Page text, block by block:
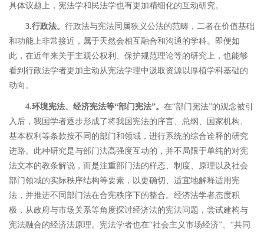
具体议题上，宪法学和民法学也有更加精细化的互动研究。
3.行政法。行政法与宪法同属狭义公法的范畴，二者在价值基础
和功能上非常接近，属于天然会相互融合和沟通的学科。即便如
此，在近年来关于主观公权利、保护规范理论等的研究上，也能够
看到行政法学者更加主动从宪法学理中汲取资源以厚植学科基础的
动向。
4.环境宪法、经济宪法等“部门宪法”。在“部门宪法”的观念被引
入后，我国学者逐步形成了将我国宪法的序言、总纲、国家机构、
基本权利等条款按不同的部门和领域，进行系统的综合诠释的研究
进路。 此种研究是与部门法高强度互动的，并不局限于单纯的对宪
法文本的教条解说，而是注重部门法的样态、制度、原理以及社会
部门领域的实际秩序结构等要素，以更确切、适宜地解释适用宪
法，并推进不同部门法在合宪秩序下的整合。经济法学者态度积
极，从政府与市场关系等角度探讨经济法的宪法问题，尝试建构与
宪法融合的经济法原理。 宪法学者也在“社会主义市场经济” “共同